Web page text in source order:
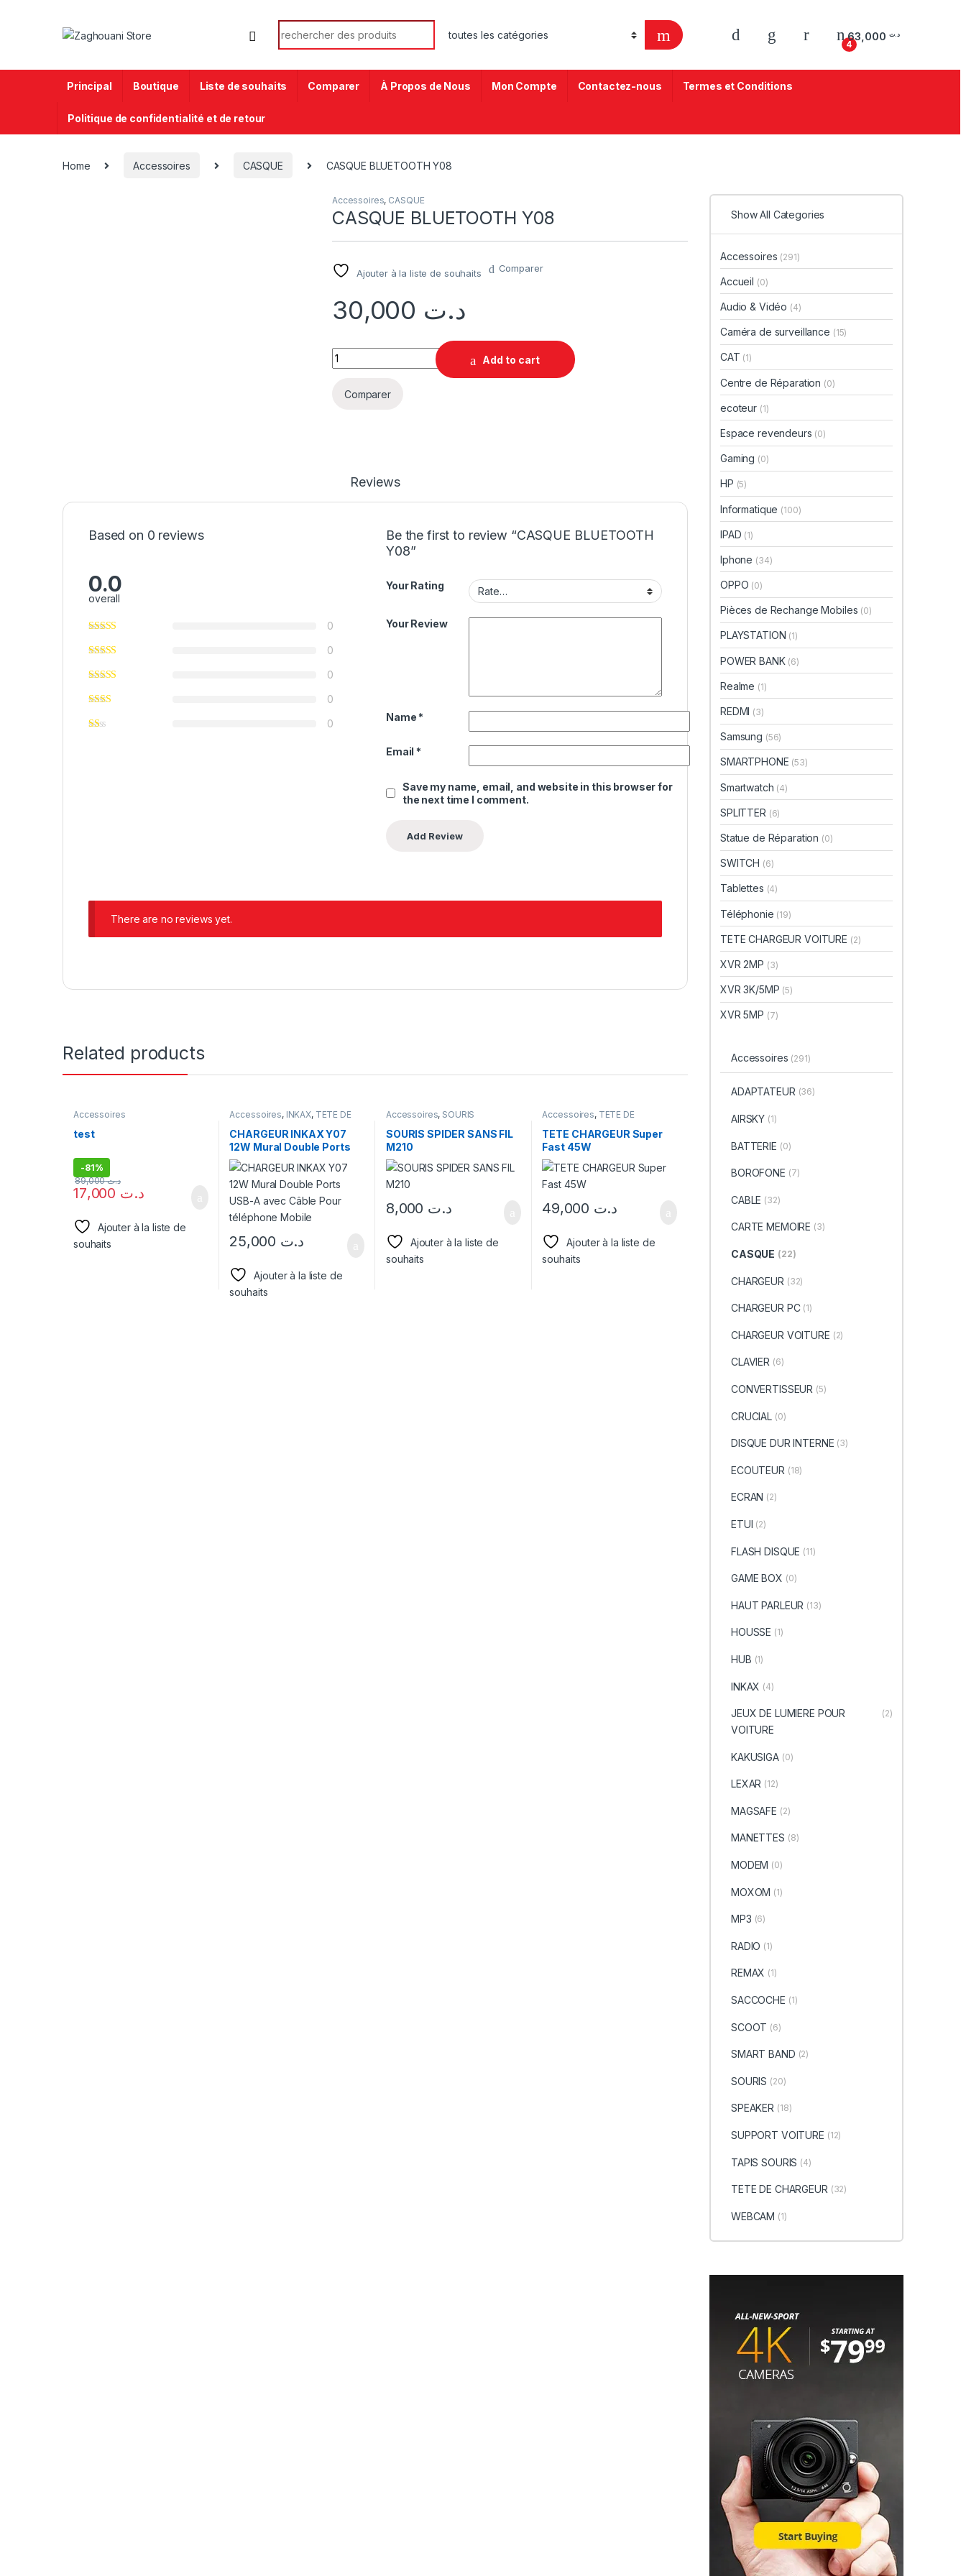
4
د.ت
Principal Boutique Liste de souhaits Comparer À Propos de Nous Mon Compte Contactez-nous Termes et Conditions
Politique de confidentialité et de retour
Home Accessoires CASQUE CASQUE BLUETOOTH Y08
Accessoires, CASQUE
CASQUE BLUETOOTH Y08
Ajouter à la liste de souhaits Comparer
د.ت
Add to cart
Comparer
Reviews
Based on 0 reviews
0.0
overall
0
0
0
0
0
Be the first to review “CASQUE BLUETOOTH
Y08”
Your Rating
Your Review
Name *
Email *
Save my name, email, and website in this browser for
the next time I comment.
There are no reviews yet.
Related products
Accessoires
test
-81%
د.ت
د.ت89,000
Ajouter à la liste de
souhaits
Accessoires, INKAX, TETE DE
CHARGEUR INKAX Y07
12W Mural Double Ports
USB-A avec Câble Pour
téléphone Mobile
د.ت
Ajouter à la liste de
souhaits
Accessoires, SOURIS
SOURIS SPIDER SANS FIL
M210
د.ت
Ajouter à la liste de
souhaits
Accessoires, TETE DE
TETE CHARGEUR Super
Fast 45W
د.ت
Ajouter à la liste de
souhaits
Show All Categories
Accessoires (291)
Accueil (0)
Audio & Vidéo (4)
Caméra de surveillance (15)
CAT (1)
Centre de Réparation (0)
ecoteur (1)
Espace revendeurs (0)
Gaming (0)
HP (5)
Informatique (100)
IPAD (1)
Iphone (34)
OPPO (0)
Pièces de Rechange Mobiles (0)
PLAYSTATION (1)
POWER BANK (6)
Realme (1)
REDMI (3)
Samsung (56)
SMARTPHONE (53)
Smartwatch (4)
SPLITTER (6)
Statue de Réparation (0)
SWITCH (6)
Tablettes (4)
Téléphonie (19)
TETE CHARGEUR VOITURE (2)
XVR 2MP (3)
XVR 3K/5MP (5)
XVR 5MP (7)
Accessoires (291)
ADAPTATEUR (36)
AIRSKY (1)
BATTERIE (0)
BOROFONE (7)
CABLE (32)
CARTE MEMOIRE (3)
CASQUE (22)
CHARGEUR (32)
CHARGEUR PC (1)
CHARGEUR VOITURE (2)
CLAVIER (6)
CONVERTISSEUR (5)
CRUCIAL (0)
DISQUE DUR INTERNE (3)
ECOUTEUR (18)
ECRAN (2)
ETUI (2)
FLASH DISQUE (11)
GAME BOX (0)
HAUT PARLEUR (13)
HOUSSE (1)
HUB (1)
INKAX (4)
JEUX DE LUMIERE POUR
VOITURE
(2)
KAKUSIGA (0)
LEXAR (12)
MAGSAFE (2)
MANETTES (8)
MODEM (0)
MOXOM (1)
MP3 (6)
RADIO (1)
REMAX (1)
SACCOCHE (1)
SCOOT (6)
SMART BAND (2)
SOURIS (20)
SPEAKER (18)
SUPPORT VOITURE (12)
TAPIS SOURIS (4)
TETE DE CHARGEUR (32)
WEBCAM (1)